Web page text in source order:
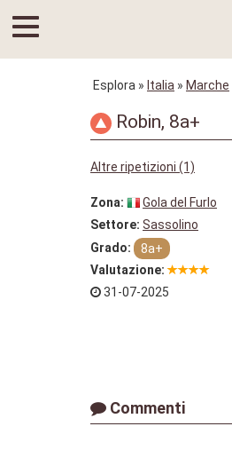
Esplora » Italia » Marche
Robin, 8a+
Altre ripetizioni (1)
Zona:
Gola del Furlo
Settore: Sassolino
Grado:
8a+
Valutazione:
31-07-2025
Commenti